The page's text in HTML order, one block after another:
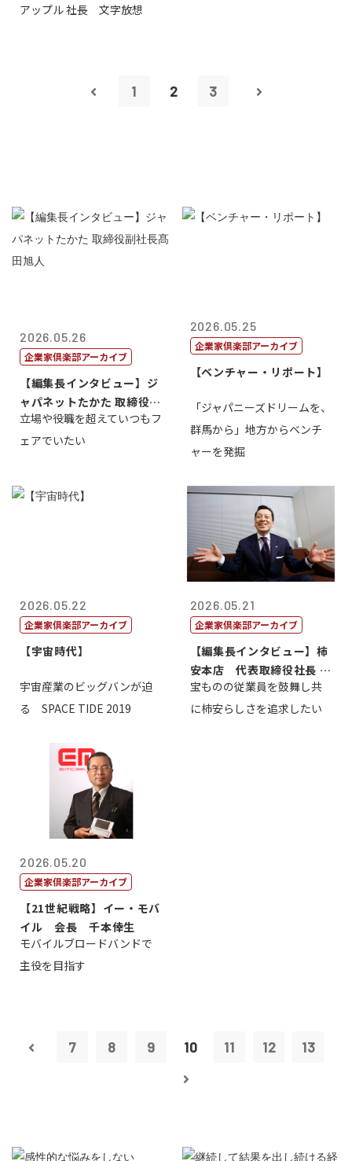
アップル 社長 文字放想
1 2 3
2026.05.26
企業家倶楽部アーカイブ
【編集長インタビュー】ジ
ャパネットたかた 取締役副
社長髙田旭...
立場や役職を超えていつもフ
ェアでいたい
2026.05.25
企業家倶楽部アーカイブ
【ベンチャー・リポート】
「ジャパニーズドリームを、
群馬から」地方からベンチ
ャーを発掘
2026.05.22
企業家倶楽部アーカイブ
【宇宙時代】
宇宙産業のビッグバンが迫
る SPACE TIDE 2019
2026.05.21
企業家倶楽部アーカイブ
【編集長インタビュー】柿
安本店 代表取締役社長 赤
塚保正
宝ものの従業員を鼓舞し共
に柿安らしさを追求したい
2026.05.20
企業家倶楽部アーカイブ
【21世紀戦略】イー・モバ
イル 会長 千本倖生
モバイルブロードバンドで
主役を目指す
7 8 9 10 11 12 13